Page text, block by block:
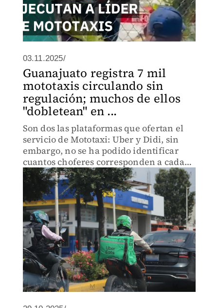
03.11.2025/
Guanajuato registra 7 mil
mototaxis circulando sin
regulación; muchos de ellos
"dobletean" en ...
Son dos las plataformas que ofertan el
servicio de Mototaxi: Uber y Didi, sin
embargo, no se ha podido identificar
cuantos choferes corresponden a cada
una.